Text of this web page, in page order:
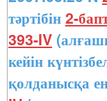
тәртібін2-
393-IV
кейін
қолданысқа